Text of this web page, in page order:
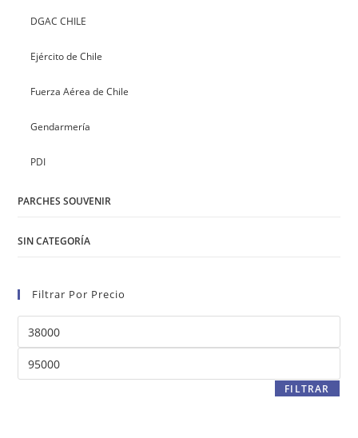
DGAC CHILE
Ejército de Chile
Fuerza Aérea de Chile
Gendarmería
PDI
PARCHES SOUVENIR
SIN CATEGORÍA
Filtrar Por Precio
mínimo
máximo
FILTRAR